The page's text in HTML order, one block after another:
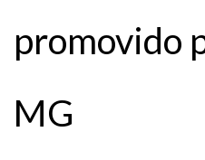
promovido
MG